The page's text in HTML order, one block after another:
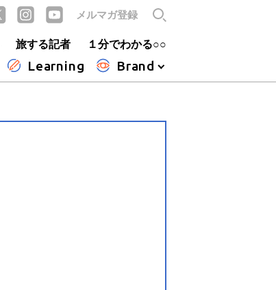
旅する記者 １分でわかる○○
Learning Brand
メルマガ登録